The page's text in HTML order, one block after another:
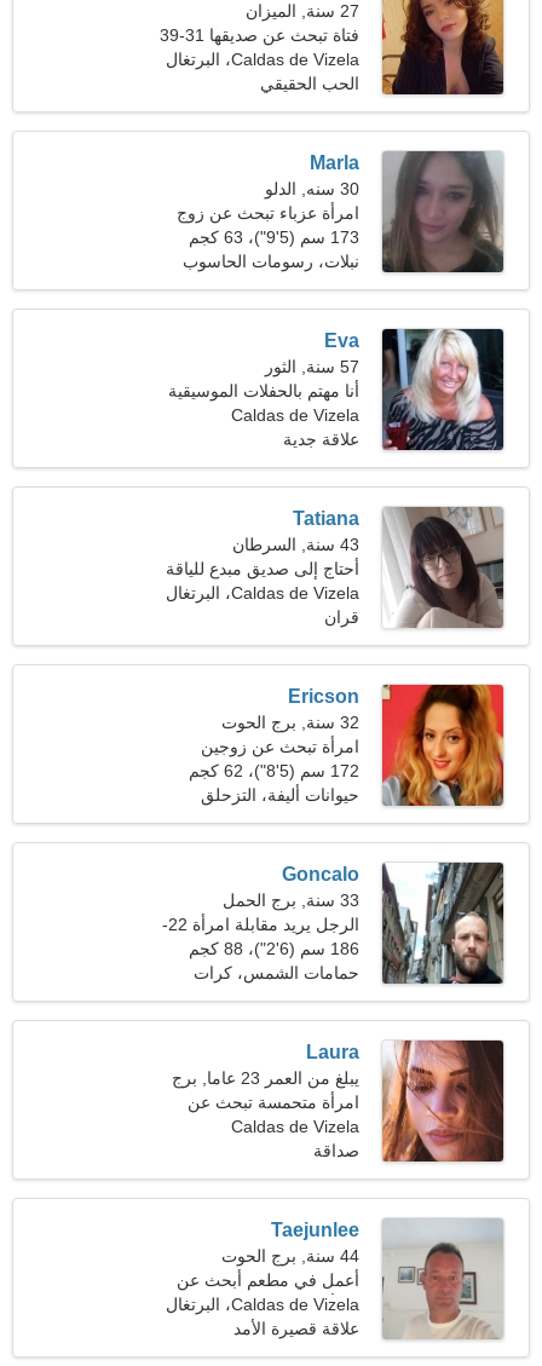
27 سنة, الميزان
فتاة تبحث عن صديقها 31-39
Caldas de Vizela، البرتغال
الحب الحقيقي
Marla
30 سنه, الدلو
امرأة عزباء تبحث عن زوج
32-39
173 سم (5'9")، 63 كجم
(138 رطلا)
نبلات، رسومات الحاسوب
Eva
57 سنة, الثور
أنا مهتم بالحفلات الموسيقية
والبيانو
Caldas de Vizela
علاقة جدية
Tatiana
43 سنة, السرطان
أحتاج إلى صديق مبدع للياقة
البدنية
Caldas de Vizela، البرتغال
قران
Ericson
32 سنة, برج الحوت
امرأة تبحث عن زوجين
172 سم (5'8")، 62 كجم
(136 رطلا)
حيوانات أليفة، التزحلق
Goncalo
33 سنة, برج الحمل
الرجل يريد مقابلة امرأة 22-
28
186 سم (6'2")، 88 كجم
(194 رطلا)
حمامات الشمس، كرات
الطلاء
Laura
يبلغ من العمر 23 عاما, برج
الجدي
امرأة متحمسة تبحث عن
علاقة حقيقية
Caldas de Vizela
صداقة
Taejunlee
44 سنة, برج الحوت
أعمل في مطعم أبحث عن
امرأة ودودة
Caldas de Vizela، البرتغال
علاقة قصيرة الأمد